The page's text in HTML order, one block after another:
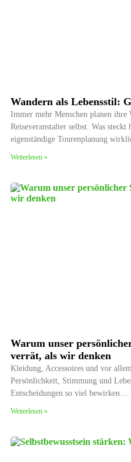
Wandern als Lebensstil:
Immer mehr Menschen planen ihre
Reiseveranstalter selbst. Was
eigenständige Tourenplanung
Weiterlesen »
Warum unser
verrät, als wir denken
Kleidung, Accessoires und vor
Persönlichkeit, Stimmung und
Entscheidungen so viel bewirken.
Weiterlesen »